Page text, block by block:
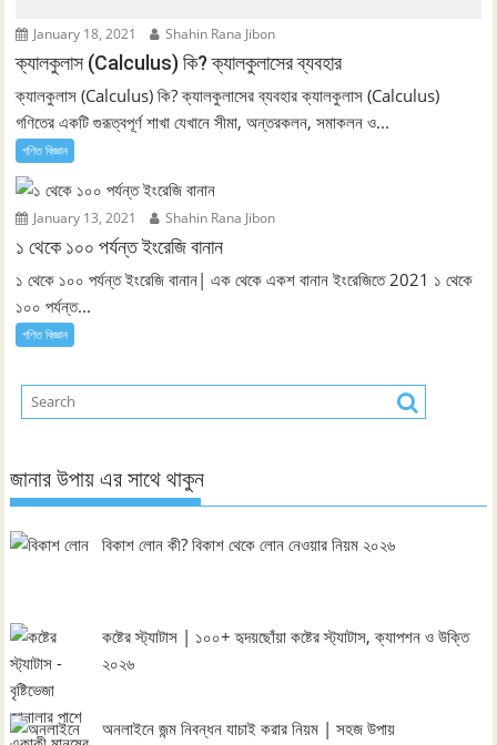
January 18, 2021 Shahin Rana Jibon
ক্যালকুলাস (Calculus) কি? ক্যালকুলাসের ব্যবহার
ক্যালকুলাস (Calculus) কি? ক্যালকুলাসের ব্যবহার ক্যালকুলাস (Calculus)
গণিতের একটি গুরূত্বপূর্ণ শাখা যেখানে সীমা, অন্তরকলন, সমাকলন ও...
গণিত বিজ্ঞান
January 13, 2021 Shahin Rana Jibon
১ থেকে ১০০ পর্যন্ত ইংরেজি বানান
১ থেকে ১০০ পর্যন্ত ইংরেজি বানান| এক থেকে একশ বানান ইংরেজিতে 2021 ১ থেকে
১০০ পর্যন্ত...
গণিত বিজ্ঞান
জানার উপায় এর সাথে থাকুন
বিকাশ লোন কী? বিকাশ থেকে লোন নেওয়ার নিয়ম ২০২৬
কষ্টের স্ট্যাটাস | ১০০+ হৃদয়ছোঁয়া কষ্টের স্ট্যাটাস, ক্যাপশন ও উক্তি
২০২৬
অনলাইনে জন্ম নিবন্ধন যাচাই করার নিয়ম | সহজ উপায়